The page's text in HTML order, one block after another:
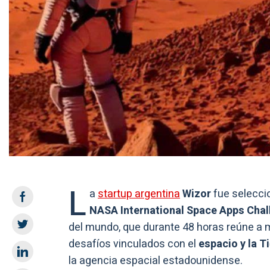
L astartup argentinaWizorfue
NASA International Space Apps
del mundo, que durante 48 horas reúne
desafíos vinculados con el espacio y la
la agencia espacial estadounidense.